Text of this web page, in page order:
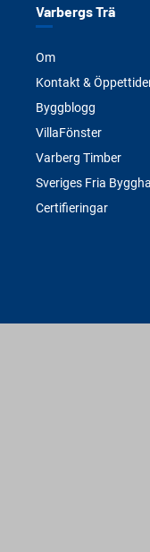
Varbergs Trä
Om
Kontakt &
Byggblogg
VillaFönster
Varberg Timber
Sveriges Fria
Certifieringar